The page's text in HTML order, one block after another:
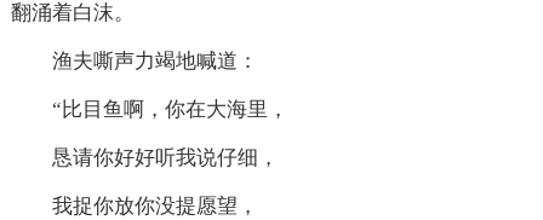
翻涌着白沫。
渔夫嘶声力竭地喊道：
“比目鱼啊，你在大海里，
恳请你好好听我说仔细，
我捉你放你没提愿望，